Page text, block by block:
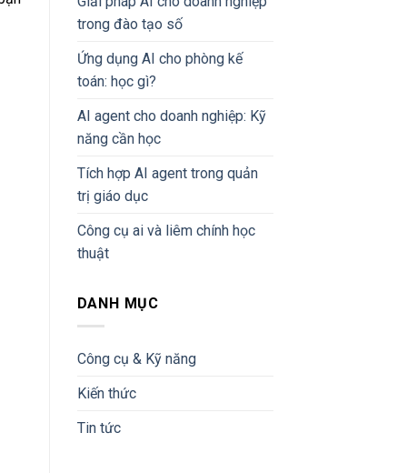
trong đào tạo số
Ứng dụng AI cho phòng kế
toán: học gì?
AI agent cho doanh nghiệp: Kỹ
năng cần học
Tích hợp AI agent trong quản
trị giáo dục
Công cụ ai và liêm chính học
thuật
DANH MỤC
Công cụ & Kỹ năng
Kiến thức
Tin tức